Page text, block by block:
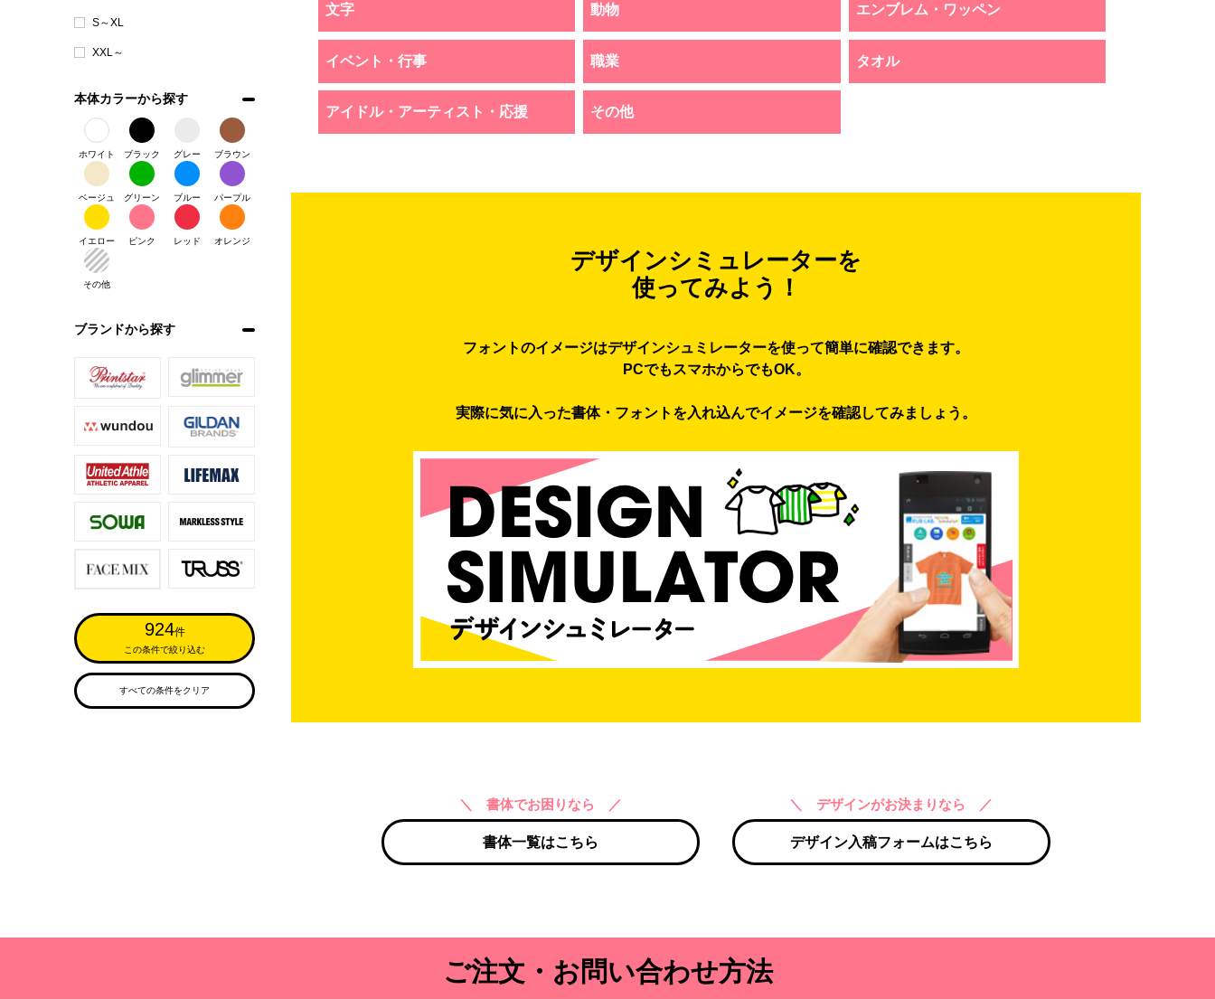
S～XL
XXL～
本体カラーから探す
ホワイト ブラック グレー ブラウン
ベージュ グリーン ブルー パープル
イエロー ピンク レッド オレンジ
その他
ブランドから探す
924件
この条件で絞り込む
すべての条件をクリア
文字 動物 エンブレム・ワッペン
イベント・行事 職業 タオル
アイドル・アーティスト・応援 その他
デザインシミュレーターを
使ってみよう！
フォントのイメージはデザインシュミレーターを使って簡単に確認できます。
PCでもスマホからでもOK。
実際に気に入った書体・フォントを入れ込んでイメージを確認してみましょう。
＼ 書体でお困りなら ／
書体一覧はこちら
＼ デザインがお決まりなら ／
デザイン入稿フォームはこちら
ご注文・お問い合わせ方法